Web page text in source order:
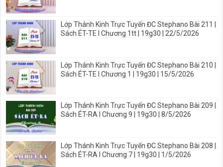
Lớp Thánh Kinh Trực Tuyến ĐC Stephano Bài 211 |
Sách ÉT-TE I Chương 1tt | 19g30 | 22/5/2026
Lớp Thánh Kinh Trực Tuyến ĐC Stephano Bài 210 |
Sách ÉT-TE I Chương 1 | 19g30 | 15/5/2026
Lớp Thánh Kinh Trực Tuyến ĐC Stephano Bài 209 |
Sách ÉT-RA I Chương 9 | 19g30 | 8/5/2026
Lớp Thánh Kinh Trực Tuyến ĐC Stephano Bài 208 |
Sách ÉT-RA I Chương 7 | 19g30 | 1/5/2026